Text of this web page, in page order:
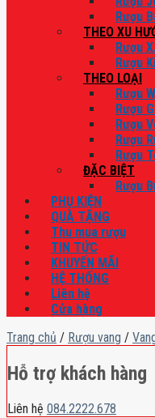
Rượu
THEO XU
Rượu
Rượu
THEO LOẠI
Rượu
Rượu
Rượu
Rượu
Rượu
ĐẶC BIỆT
Rượu
PHỤ KIỆN
QUÀ TẶNG
Thu mua rượu
TIN TỨC
KHUYẾN MÃI
HỆ THỐNG
Liên hệ
Cửa hàng
Trang chủ / Rượu vang /
Hỗ trợ khách hàng
Liên hệ 084.2222.678